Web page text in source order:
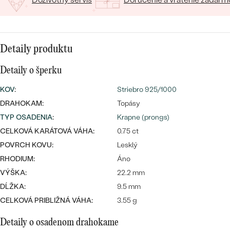
Najpredávanejšie
svadobné
obrúčky
PREZRIEŤ
PLATINA
STRIEBRO
S LAB GROWN DIAMANTMI
S PERLAMI
PODĽA ŠTÝLU
PERSONALIZOVANÉ
SYMBOLICKÉ
MINIMALISTICKÉ
PODĽA PRÍLEŽITOSTI
PODĽA FARBY
LUXUSNÉ
LUXUSNÉ
Detaily produktu
Detaily o šperku
KOV:
Striebro 925/1000
DRAHOKAM:
Topásy
TYP OSADENIA:
Krapne (prongs)
CELKOVÁ KARÁTOVÁ VÁHA:
0.75 ct
POVRCH KOVU:
Lesklý
RHODIUM:
Áno
VÝŠKA:
22.2 mm
DĹŽKA:
9.5 mm
CELKOVÁ PRIBLIŽNÁ VÁHA:
3.55 g
Detaily o osadenom drahokame